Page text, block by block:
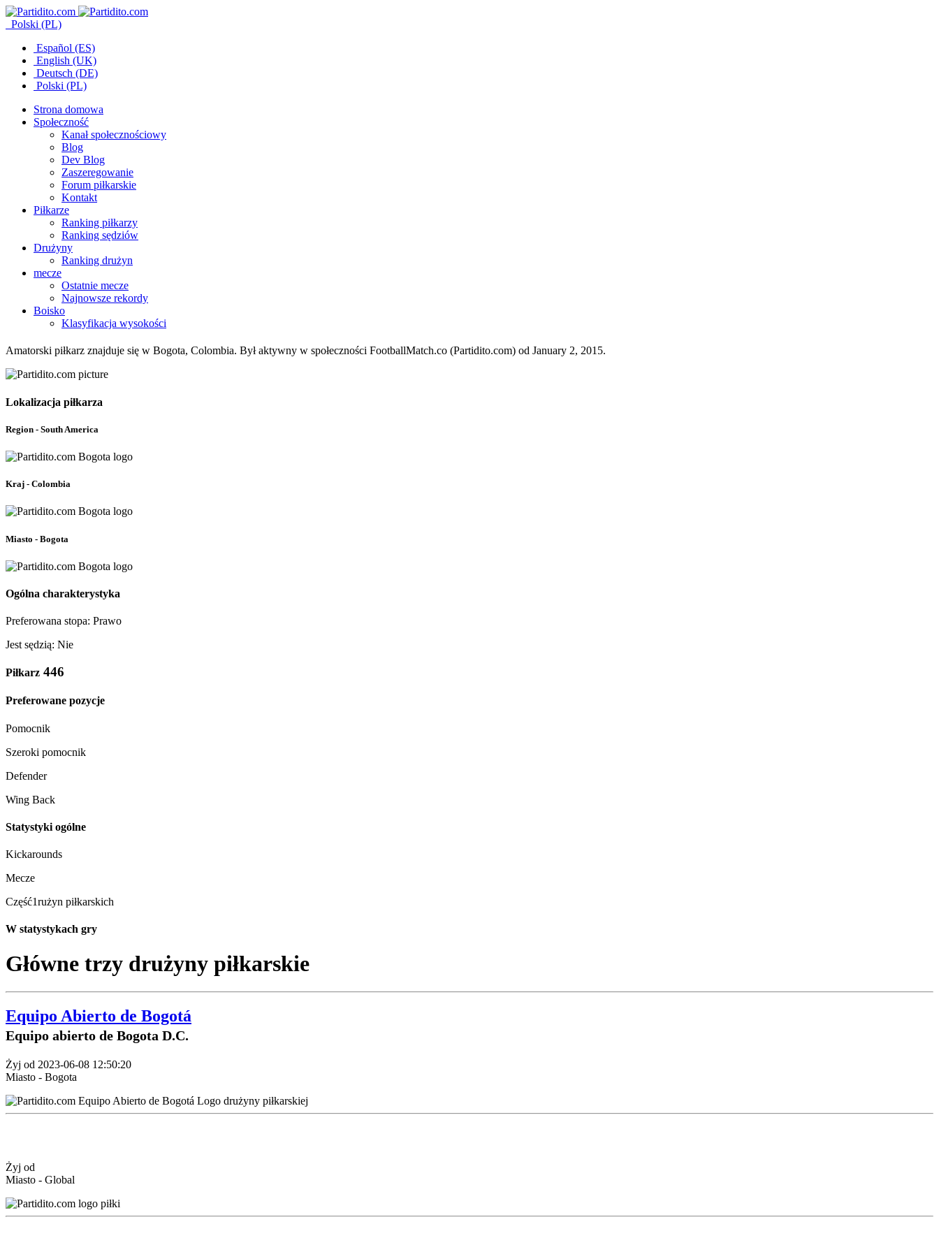
Polski (PL)
Español (ES)
English (UK)
Deutsch (DE)
Polski (PL)
Strona domowa
Społeczność
Kanał społecznościowy
Blog
Dev Blog
Zaszeregowanie
Forum piłkarskie
Kontakt
Piłkarze
Ranking piłkarzy
Ranking sędziów
Drużyny
Ranking drużyn
mecze
Ostatnie mecze
Najnowsze rekordy
Boisko
Klasyfikacja wysokości
Amatorski piłkarz znajduje się w Bogota, Colombia. Był aktywny w społeczności FootballMatch.co (Partidito.com) od January 2, 2015.
Lokalizacja piłkarza
Region - South America
Kraj - Colombia
Miasto - Bogota
Ogólna charakterystyka
Preferowana stopa: Prawo
Jest sędzią: Nie
Piłkarz 446
Preferowane pozycje
Pomocnik
Szeroki pomocnik
Defender
Wing Back
Statystyki ogólne
Kickarounds
Mecze
Część1rużyn piłkarskich
W statystykach gry
Główne trzy drużyny piłkarskie
Equipo Abierto de Bogotá
Equipo abierto de Bogota D.C.
Żyj od 2023-06-08 12:50:20
Miasto - Bogota
Żyj od
Miasto - Global